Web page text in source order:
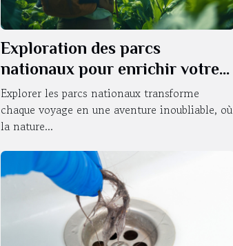
Exploration des parcs
nationaux pour enrichir votre
voyage
Explorer les parcs nationaux transforme
chaque voyage en une aventure inoubliable, où
la nature...